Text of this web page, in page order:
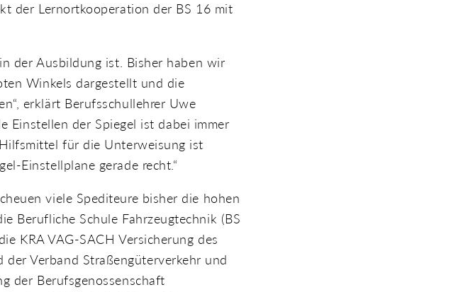
der Lernortkooperation der BS 16 mit
der Ausbildung ist. Bisher haben wir
Winkels dargestellt und die
erklärt Berufsschullehrer Uwe
Einstellen der Spiegel ist dabei immer
für die Unterweisung ist
Einstellplane gerade recht.“
viele Spediteure bisher die hohen
Berufliche Schule Fahrzeugtechnik (BS
KRA VAG-SACH Versicherung des
der Verband Straßengüterverkehr und
der Berufsgenossenschaft